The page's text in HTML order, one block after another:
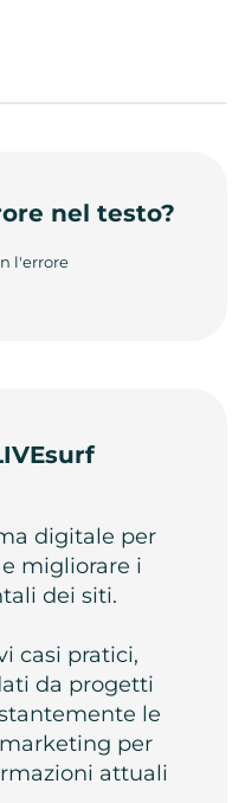
nel testo?
l'errore
digitale per
migliorare i
dei siti.
casi pratici,
da progetti
le
per
attuali